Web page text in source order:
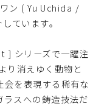
ン ( Yu Uchida /
ています。
] シリーズで一躍注
り消えゆく動物と
会を表現する稀有な
スへの鋳造技法だ